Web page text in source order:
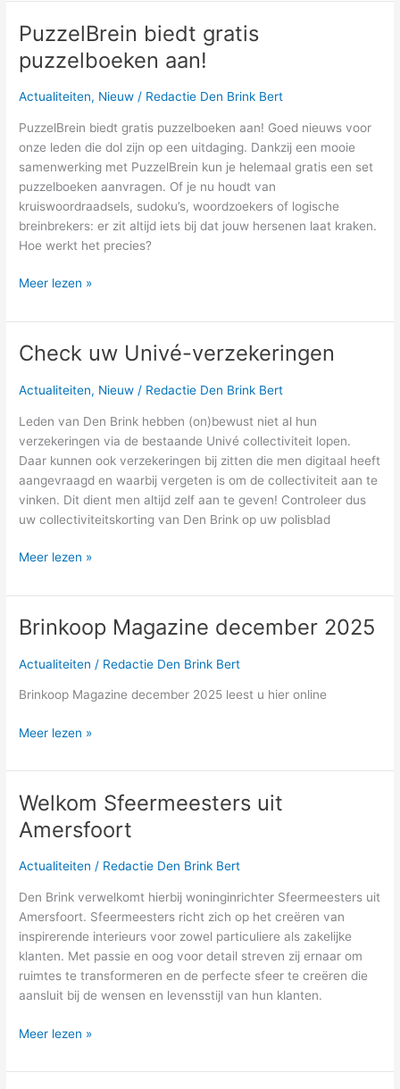
PuzzelBrein biedt gratis
puzzelboeken aan!
Actualiteiten, Nieuw / Redactie Den Brink Bert
PuzzelBrein biedt gratis puzzelboeken aan! Goed nieuws voor
onze leden die dol zijn op een uitdaging. Dankzij een mooie
samenwerking met PuzzelBrein kun je helemaal gratis een set
puzzelboeken aanvragen. Of je nu houdt van
kruiswoordraadsels, sudoku’s, woordzoekers of logische
breinbrekers: er zit altijd iets bij dat jouw hersenen laat kraken.
Hoe werkt het precies?
PuzzelBrein
gratis
puzzelboeken
Meer lezen »
Check uw Univé-verzekeringen
Actualiteiten, Nieuw / Redactie Den Brink Bert
Leden van Den Brink hebben (on)bewust niet al hun
verzekeringen via de bestaande Univé collectiviteit lopen.
Daar kunnen ook verzekeringen bij zitten die men digitaal heeft
aangevraagd en waarbij vergeten is om de collectiviteit aan te
vinken. Dit dient men altijd zelf aan te geven! Controleer dus
uw collectiviteitskorting van Den Brink op uw polisblad
Check
Univé-
Meer lezen »
Brinkoop Magazine december 2025
Actualiteiten / Redactie Den Brink Bert
Brinkoop Magazine december 2025 leest u hier online
Brinkoop
december
Meer lezen »
Welkom Sfeermeesters uit
Amersfoort
Actualiteiten / Redactie Den Brink Bert
Den Brink verwelkomt hierbij woninginrichter Sfeermeesters uit
Amersfoort. Sfeermeesters richt zich op het creëren van
inspirerende interieurs voor zowel particuliere als zakelijke
klanten. Met passie en oog voor detail streven zij ernaar om
ruimtes te transformeren en de perfecte sfeer te creëren die
aansluit bij de wensen en levensstijl van hun klanten.
Welkom
Sfeermeesters
uit
Amersfoort
Meer lezen »